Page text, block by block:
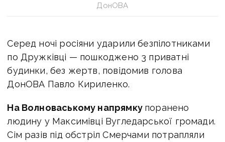
ДонОВА
Серед ночі росіяни ударили безпілотниками
по Дружківці — пошкоджено 3 приватні
будинки, без жертв, повідомив голова
ДонОВА Павло Кириленко.
На Волноваському напрямку поранено
людину у Максимівці Вугледарської громади.
Сім разів під обстріл Смерчами потрапляли